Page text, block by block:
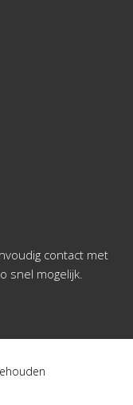
contact met
snel mogelijk.